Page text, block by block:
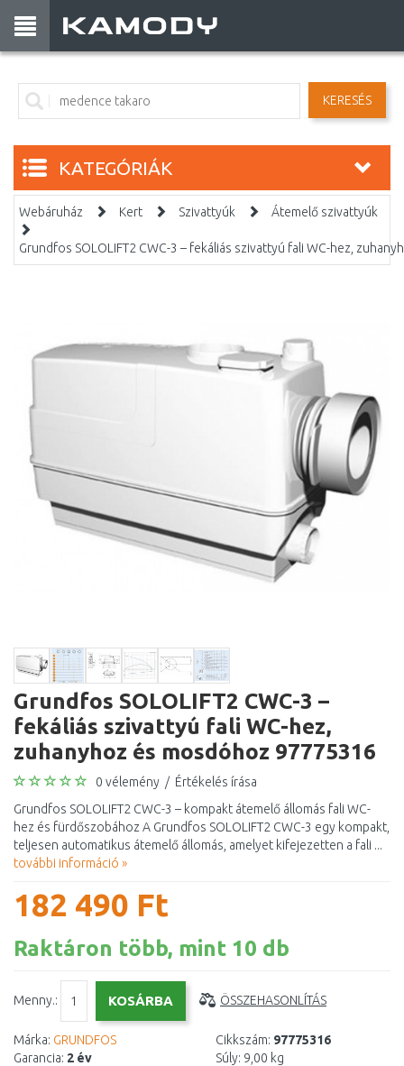
KERESÉS
KATEGÓRIÁK
Webáruház Kert Szivattyúk Átemelő szivattyúk
Grundfos SOLOLIFT2 CWC-3 – fekáliás szivattyú fali WC-hez,
Grundfos SOLOLIFT2 CWC-3 –
fekáliás szivattyú fali WC-hez,
zuhanyhoz és mosdóhoz 97775316
0 vélemény / Értékelés írása
Grundfos SOLOLIFT2 CWC-3 – kompakt átemelő állomás fali WC-
hez és fürdőszobához A Grundfos SOLOLIFT2 CWC-3 egy kompakt,
teljesen automatikus átemelő állomás, amelyet kifejezetten a fali ...
további információ »
182 490 Ft
Raktáron több, mint 10 db
Menny.: ÖSSZEHASONLÍTÁS
Márka: GRUNDFOS
Garancia: 2 év
Cikkszám: 97775316
Súly: 9,00 kg